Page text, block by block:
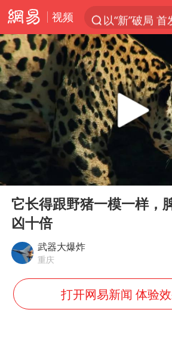
视频
台风白海豚进
宇树科技发行
看守所辅警收
五粮液渠道价
CIA被曝已秘
多地要求领导
Play
它长得跟野猪一模一样，
凶十倍
武器大爆炸
重庆
打开网易新闻 体验